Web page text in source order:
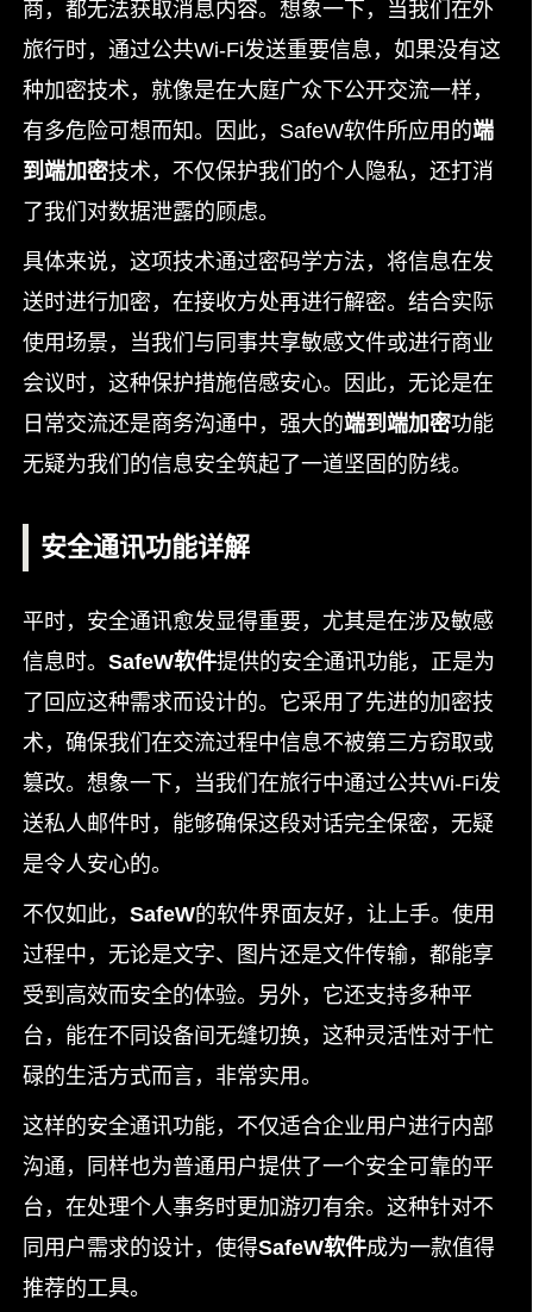
商，都无法获取消息内容。想象一下，当我们在外
旅行时，通过公共Wi-Fi发送重要信息，如果没有这
种加密技术，就像是在大庭广众下公开交流一样，
有多危险可想而知。因此，SafeW软件所应用的端
到端加密技术，不仅保护我们的个人隐私，还打消
了我们对数据泄露的顾虑。
具体来说，这项技术通过密码学方法，将信息在发
送时进行加密，在接收方处再进行解密。结合实际
使用场景，当我们与同事共享敏感文件或进行商业
会议时，这种保护措施倍感安心。因此，无论是在
日常交流还是商务沟通中，强大的端到端加密功能
无疑为我们的信息安全筑起了一道坚固的防线。
安全通讯功能详解
平时，安全通讯愈发显得重要，尤其是在涉及敏感
信息时。 SafeW软件提供的安全通讯功能，正是为
了回应这种需求而设计的。它采用了先进的加密技
术，确保我们在交流过程中信息不被第三方窃取或
篡改。想象一下，当我们在旅行中通过公共Wi-Fi发
送私人邮件时，能够确保这段对话完全保密，无疑
是令人安心的。
不仅如此， SafeW的软件界面友好，让上手。使用
过程中，无论是文字、图片还是文件传输，都能享
受到高效而安全的体验。另外，它还支持多种平
台，能在不同设备间无缝切换，这种灵活性对于忙
碌的生活方式而言，非常实用。
这样的安全通讯功能，不仅适合企业用户进行内部
沟通，同样也为普通用户提供了一个安全可靠的平
台，在处理个人事务时更加游刃有余。这种针对不
同用户需求的设计，使得SafeW软件成为一款值得
推荐的工具。